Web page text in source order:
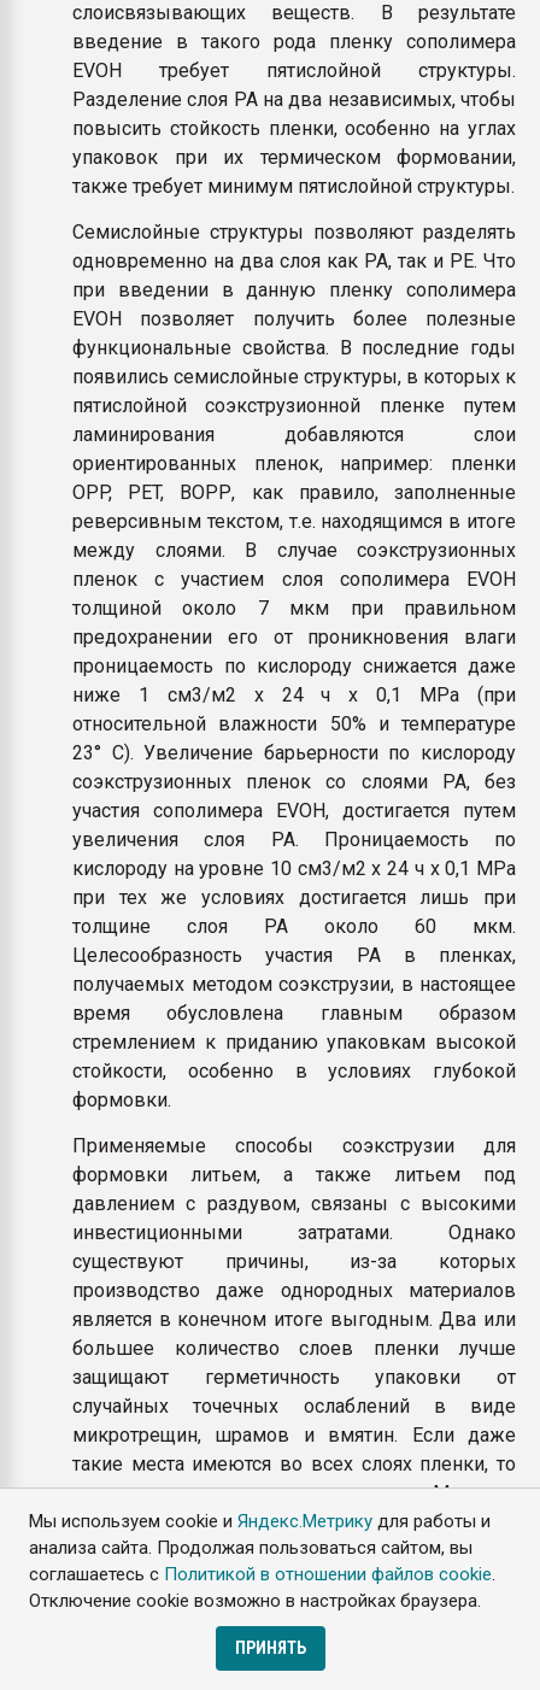
Мы используем cookie иЯндекс.Метрику для работы и
анализа сайта. Продолжая пользоваться сайтом, вы
соглашаетесь с Политикой в отношении файлов cookie.
Отключение cookie возможно в настройках браузера.
ПРИНЯТЬ
слоисвязывающих веществ. В результате
введение в такого рода пленку сополимера
EVOH требует пятислойной структуры.
Разделение слоя PA на два независимых, чтобы
повысить стойкость пленки, особенно на углах
упаковок при их термическом формовании,
также требует минимум пятислойной структуры.
Семислойные структуры позволяют разделять
одновременно на два слоя как PA, так и PE. Что
при введении в данную пленку сополимера
EVOH позволяет получить более полезные
функциональные свойства. В последние годы
появились семислойные структуры, в которых к
пятислойной соэкструзионной пленке путем
ламинирования добавляются слои
ориентированных пленок, например: пленки
OPP, PET, BOPР, как правило, заполненные
реверсивным текстом, т.е. находящимся в итоге
между слоями. В случае соэкструзионных
пленок с участием слоя сополимера EVOH
толщиной около 7 мкм при правильном
предохранении его от проникновения влаги
проницаемость по кислороду снижается даже
ниже 1 см3/м2 х 24 ч х 0,1 МРа (при
относительной влажности 50% и температуре
23° С). Увеличение барьерности по кислороду
соэкструзионных пленок со слоями PA, без
участия сополимера EVOH, достигается путем
увеличения слоя PA. Проницаемость по
кислороду на уровне 10 см3/м2 х 24 ч х 0,1 МРа
при тех же условиях достигается лишь при
толщине слоя PA около 60 мкм.
Целесообразность участия PA в пленках,
получаемых методом соэкструзии, в настоящее
время обусловлена главным образом
стремлением к приданию упаковкам высокой
стойкости, особенно в условиях глубокой
формовки.
Применяемые способы соэкструзии для
формовки литьем, а также литьем под
давлением с раздувом, связаны с высокими
инвестиционными затратами. Однако
существуют причины, из-за которых
производство даже однородных материалов
является в конечном итоге выгодным. Два или
большее количество слоев пленки лучше
защищают герметичность упаковки от
случайных точечных ослаблений в виде
микротрещин, шрамов и вмятин. Если даже
такие места имеются во всех слоях пленки, то
они взаимно перекрываются. Методом
соэкструзии производятся также
растягивающиеся пленки, в которых срединный
слой из PE-LLD, а в настоящее время также из
металлоценовых полиэтиленов обеспечивает
высокую прочность при сильном растяжении, а
поверхностный слой – достаточное сцепление,